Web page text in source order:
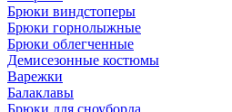
Брюки виндстоперы
Брюки горнолыжные
Брюки облегченные
Демисезонные костюмы
Варежки
Балаклавы
Брюки для сноуборда